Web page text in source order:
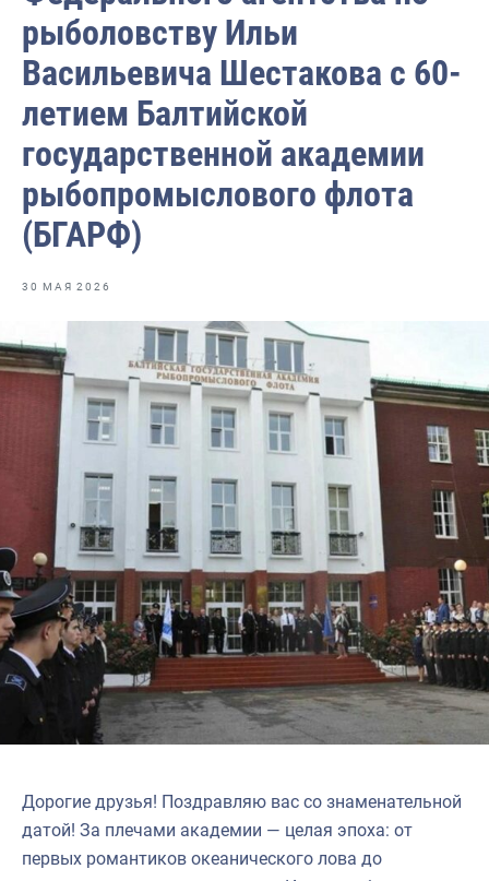
Отраслевые СМИ
Выставки и конференции
Научно-практическая литература
Отрасль в цифрах
Инфографика
События в России и мире
рыболовству Ильи
Васильевича Шестакова с 60-
летием Балтийской
государственной академии
рыбопромыслового флота
(БГАРФ)
30 МАЯ 2026
Дорогие друзья! Поздравляю вас со знаменательной
датой! За плечами академии — целая эпоха: от
первых романтиков океанического лова до